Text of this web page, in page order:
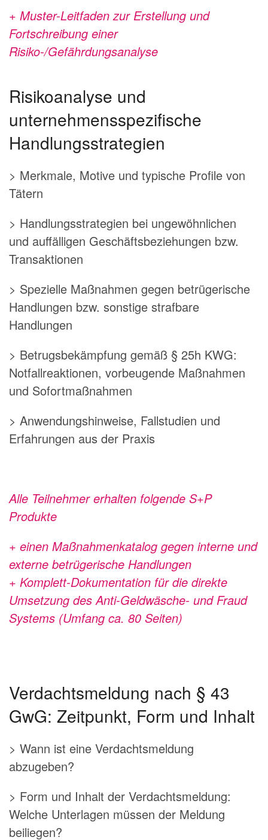
+ Muster-Leitfaden zur Erstellung und
Fortschreibung einer
Risiko-/Gefährdungsanalyse
Risikoanalyse und
unternehmensspezifische
Handlungsstrategien
> Merkmale, Motive und typische Profile von
Tätern
> Handlungsstrategien bei ungewöhnlichen
und auffälligen Geschäftsbeziehungen bzw.
Transaktionen
> Spezielle Maßnahmen gegen betrügerische
Handlungen bzw. sonstige strafbare
Handlungen
> Betrugsbekämpfung gemäß § 25h KWG:
Notfallreaktionen, vorbeugende Maßnahmen
und Sofortmaßnahmen
> Anwendungshinweise, Fallstudien und
Erfahrungen aus der Praxis
Alle Teilnehmer erhalten folgende S+P
Produkte
+ einen Maßnahmenkatalog gegen interne und
externe betrügerische Handlungen
+ Komplett-Dokumentation für die direkte
Umsetzung des Anti-Geldwäsche- und Fraud
Systems (Umfang ca. 80 Seiten)
Verdachtsmeldung nach § 43
GwG: Zeitpunkt, Form und Inhalt
> Wann ist eine Verdachtsmeldung
abzugeben?
> Form und Inhalt der Verdachtsmeldung:
Welche Unterlagen müssen der Meldung
beiliegen?